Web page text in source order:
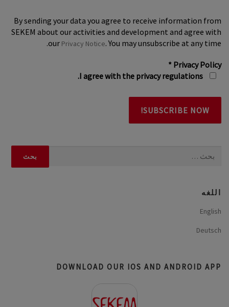
By sending your data you agree to receive information from
SEKEM about our activities and development and agree with
our Privacy Notice. You may unsubscribe at any time.
Privacy Policy
*
اللغه
English
Deutsch
DOWNLOAD OUR IOS AND ANDROID APP